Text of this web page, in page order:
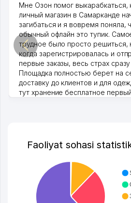
Мне Озон помог выкарабкаться,
личный магазин в Самарканде
загибаться и я вовремя поняла,
обычный офлайн это тупик.
трудное было просто решиться,
когда зарегистрировалась и
первые заказы, весь страх
Площадка полностью берет на
доставку до клиентов и для
тут хранение бесплатное
по Узбекистану брали, но вяло.
Удалось раскрутиться, дальше
развиваюсь потихоньку😊
Hamida 03.08.2026 12:45:39
Faoliyat sohasi